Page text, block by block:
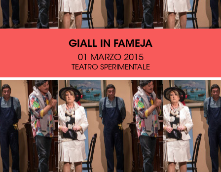
GIALL IN FAMEJA
01 MARZO 2015
TEATRO SPERIMENTALE